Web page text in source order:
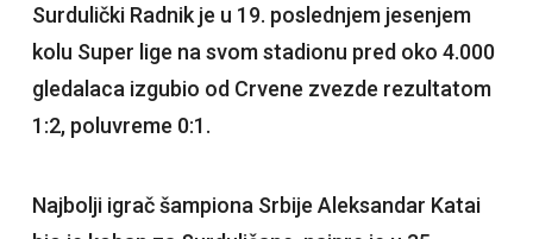
Surdulički Radnik je u 19. poslednjem jesenjem
kolu Super lige na svom stadionu pred oko 4.000
gledalaca izgubio od Crvene zvezde rezultatom
1:2, poluvreme 0:1.
Najbolji igrač šampiona Srbije Aleksandar Katai